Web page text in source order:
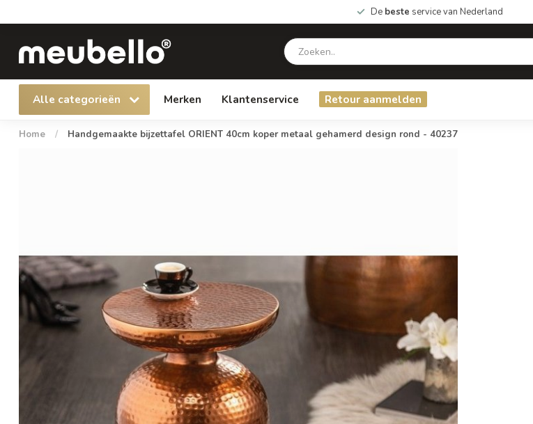
De beste service van Nederland
Alle categorieën Merken Klantenservice Retour aanmelden
Home / Handgemaakte bijzettafel ORIENT 40cm koper metaal gehamerd design rond - 40237